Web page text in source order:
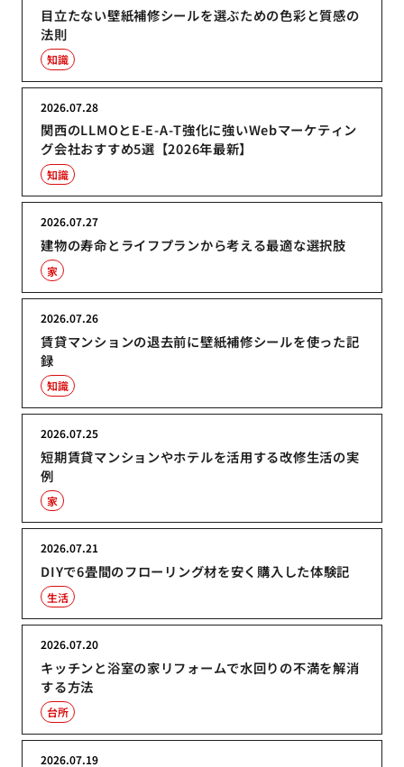
目立たない壁紙補修シールを選ぶための色彩と質感の
法則
知識
関西のLLMOとE-E-A-T強化に強いWebマーケティン
グ会社おすすめ5選【2026年最新】
2026.07.28
知識
建物の寿命とライフプランから考える最適な選択肢
2026.07.27
家
賃貸マンションの退去前に壁紙補修シールを使った記
録
2026.07.26
知識
短期賃貸マンションやホテルを活用する改修生活の実
例
2026.07.25
家
DIYで6畳間のフローリング材を安く購入した体験記
2026.07.21
生活
キッチンと浴室の家リフォームで水回りの不満を解消
する方法
2026.07.20
台所
2026.07.19